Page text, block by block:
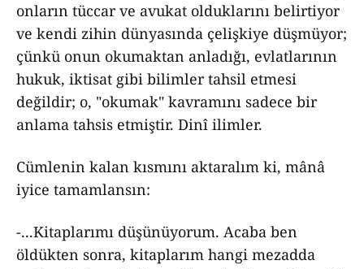
onların tüccar ve avukat olduklarını belirtiyor
ve kendi zihin dünyasında çelişkiye düşmüyor;
çünkü onun okumaktan anladığı, evlatlarının
hukuk, iktisat gibi bilimler tahsil etmesi
değildir; o, "okumak" kavramını sadece bir
anlama tahsis etmiştir. Dinî ilimler.
Cümlenin kalan kısmını aktaralım ki, mânâ
iyice tamamlansın:
-...Kitaplarımı düşünüyorum. Acaba ben
öldükten sonra, kitaplarım hangi mezadda